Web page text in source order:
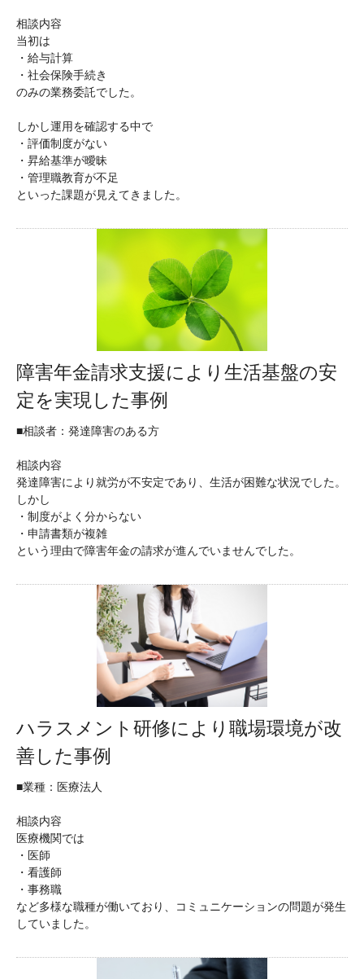
相談内容
当初は
・給与計算
・社会保険手続き
のみの業務委託でした。
しかし運用を確認する中で
・評価制度がない
・昇給基準が曖昧
・管理職教育が不足
といった課題が見えてきました。
障害年金請求支援により生活基盤の安
定を実現した事例
■相談者：発達障害のある方
相談内容
発達障害により就労が不安定であり、生活が困難な状況でした。
しかし
・制度がよく分からない
・申請書類が複雑
という理由で障害年金の請求が進んでいませんでした。
ハラスメント研修により職場環境が改
善した事例
■業種：医療法人
相談内容
医療機関では
・医師
・看護師
・事務職
など多様な職種が働いており、コミュニケーションの問題が発生
していました。